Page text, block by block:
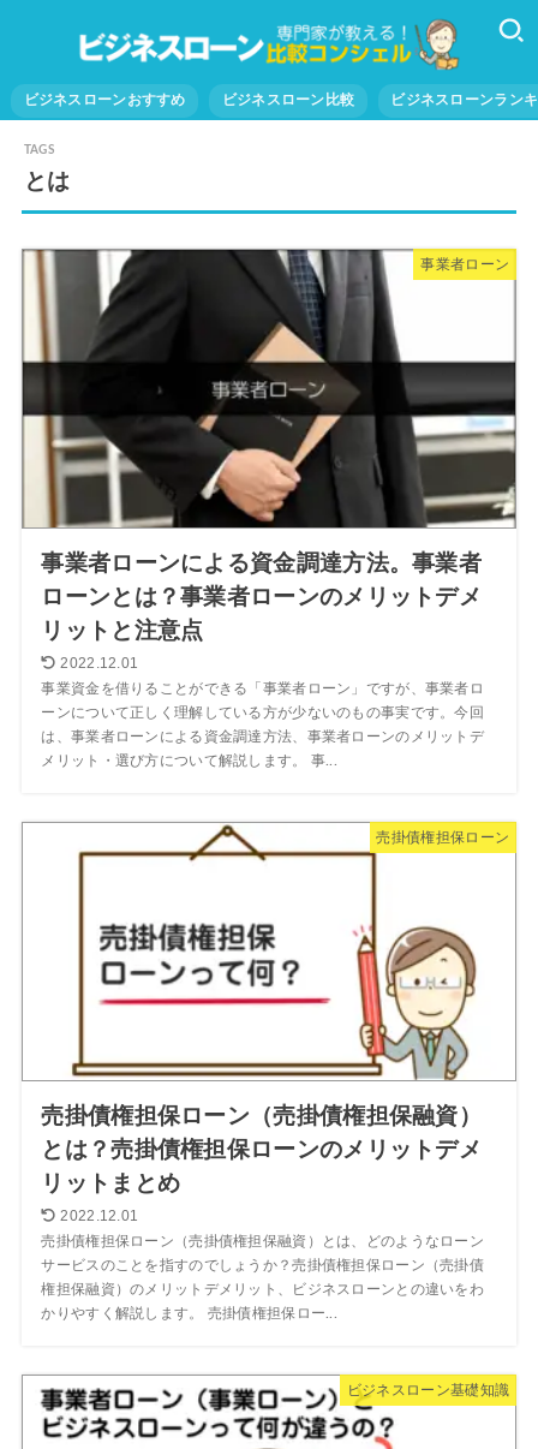
ビジネスローンおすすめ ビジネスローン比較 ビジネスローンラン
とは
事業者ローン
事業者ローンによる資金調達方法。事業者
ローンとは？事業者ローンのメリットデメ
リットと注意点
2022.12.01
事業資金を借りることができる「事業者ローン」ですが、事業者ロ
ーンについて正しく理解している方が少ないのもの事実です。今回
は、事業者ローンによる資金調達方法、事業者ローンのメリットデ
メリット・選び方について解説します。 事...
売掛債権担保ローン
売掛債権担保ローン（売掛債権担保融資）
とは？売掛債権担保ローンのメリットデメ
リットまとめ
2022.12.01
売掛債権担保ローン（売掛債権担保融資）とは、どのようなローン
サービスのことを指すのでしょうか？売掛債権担保ローン（売掛債
権担保融資）のメリットデメリット、ビジネスローンとの違いをわ
かりやすく解説します。 売掛債権担保ロー...
ビジネスローン基礎知識